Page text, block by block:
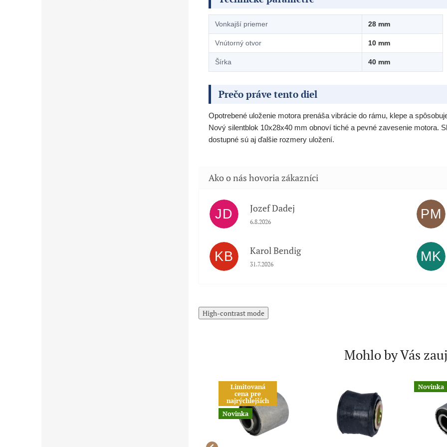
Vonkajší priemer 28 mm
Vnútorný otvor 10 mm
Šírka 40 mm
Prečo práve tento diel
Opotrebené uloženie motora prenáša vibrácie do rámu, klepe a
Nový silentblok 10x28x40 mm obnoví tiché a pevné zavesenie motora.
dostupné sú aj ďalšie rozmery uložení.
JD Jozef Dadej
Hodnotenie obchodu je 5 z 5 hviezdičiek.
6.8.2026
PM
KB Karol Bendig
Hodnotenie obchodu je 5 z 5 hviezdičiek.
31.7.2026
MK
High-contrast mode
Mohlo by Vás
Limitovaná
cena pre
najrýchlejších
Novinka
Novinka